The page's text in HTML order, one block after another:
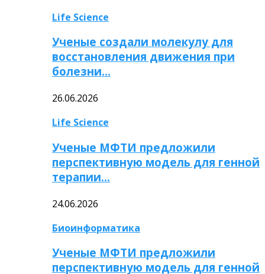
Life Science
Ученые создали молекулу для
восстановления движения при
болезни…
26.06.2026
Life Science
Ученые МФТИ предложили
перспективную модель для генной
терапии…
24.06.2026
Биоинформатика
Ученые МФТИ предложили
перспективную модель для генной